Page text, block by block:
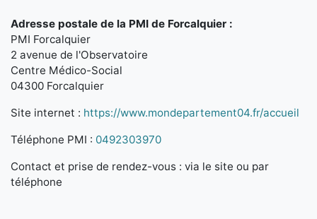
Adresse postale de la PMI de Forcalquier :
PMI Forcalquier
2 avenue de l'Observatoire
Centre Médico-Social
04300 Forcalquier
Site internet : https://www.mondepartement04.fr/accueil
Téléphone PMI : 0492303970
Contact et prise de rendez-vous : via le site ou par
téléphone